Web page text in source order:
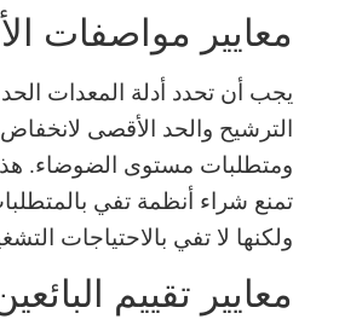
معايير مواصفات
يجب أن تحدد أدلة المعدات الحد
الترشيح والحد الأقصى
ومتطلبات مستوى الضوضاء.
تمنع شراء أنظمة تفي
ولكنها لا تفي بالاحتياجات
معايير تقييم البائعين